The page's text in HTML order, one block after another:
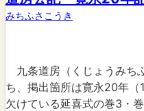
みちふさこうき
九条道房（くじょうみち
ち、掲出箇所は寛永20年
欠けている延喜式の巻3・